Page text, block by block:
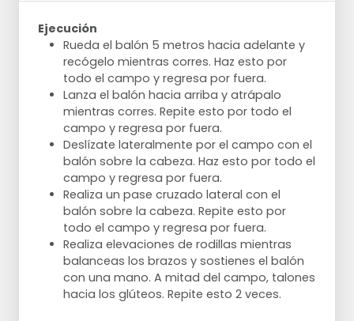
Ejecución
Rueda el balón 5 metros hacia adelante y
recógelo mientras corres. Haz esto por
todo el campo y regresa por fuera.
Lanza el balón hacia arriba y atrápalo
mientras corres. Repite esto por todo el
campo y regresa por fuera.
Deslízate lateralmente por el campo con el
balón sobre la cabeza. Haz esto por todo el
campo y regresa por fuera.
Realiza un pase cruzado lateral con el
balón sobre la cabeza. Repite esto por
todo el campo y regresa por fuera.
Realiza elevaciones de rodillas mientras
balanceas los brazos y sostienes el balón
con una mano. A mitad del campo, talones
hacia los glúteos. Repite esto 2 veces.